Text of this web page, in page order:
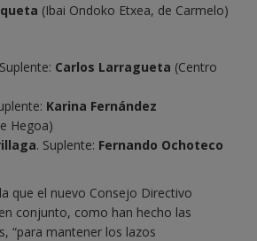
(Ibai Ondoko Etxea, de Carmelo)
Carlos Larragueta (Centro
Karina Fernández
Hegoa)
. Suplente: Fernando Ochoteco
que el nuevo Consejo Directivo
conjunto, como han hecho las
“para mantener los lazos